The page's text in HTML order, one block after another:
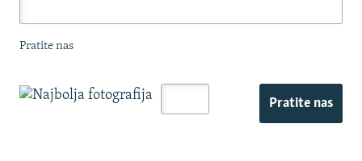
Pratite nas
Pratite nas